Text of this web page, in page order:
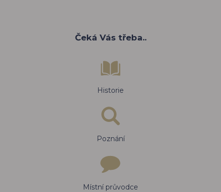
Čeká Vás třeba..
Historie
Poznání
Místní průvodce